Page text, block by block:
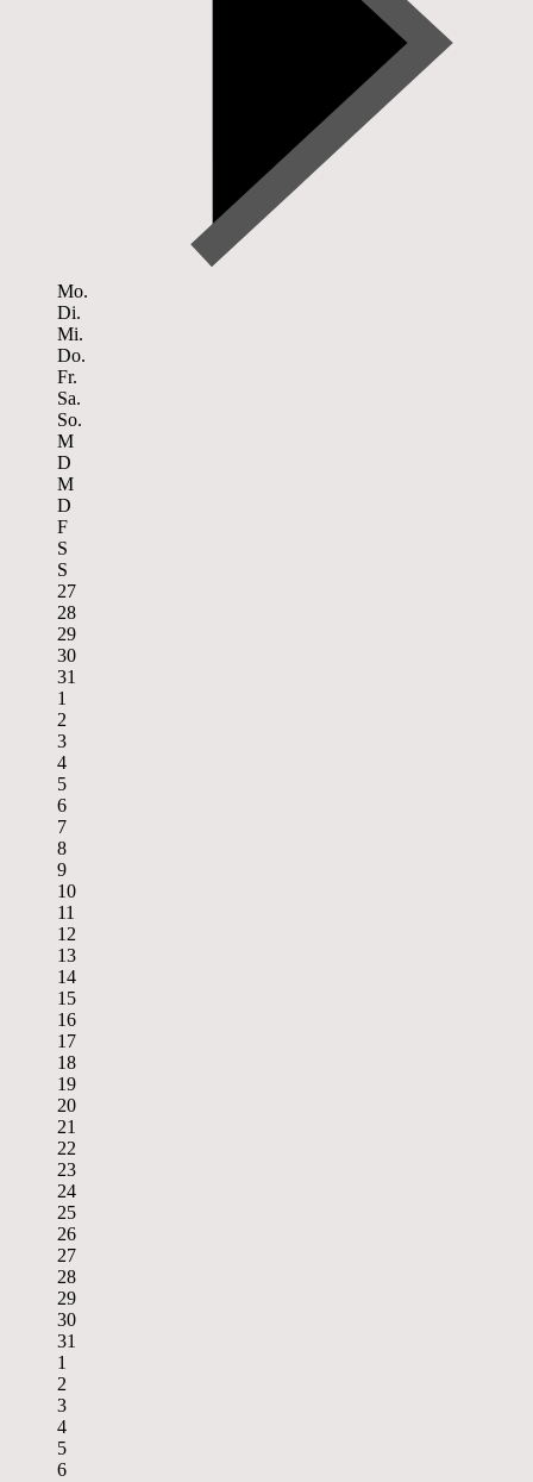
Mo.
Di.
Mi.
Do.
Fr.
Sa.
So.
M
D
M
D
F
S
S
27
28
29
30
31
1
2
3
4
5
6
7
8
9
10
11
12
13
14
15
16
17
18
19
20
21
22
23
24
25
26
27
28
29
30
31
1
2
3
4
5
6